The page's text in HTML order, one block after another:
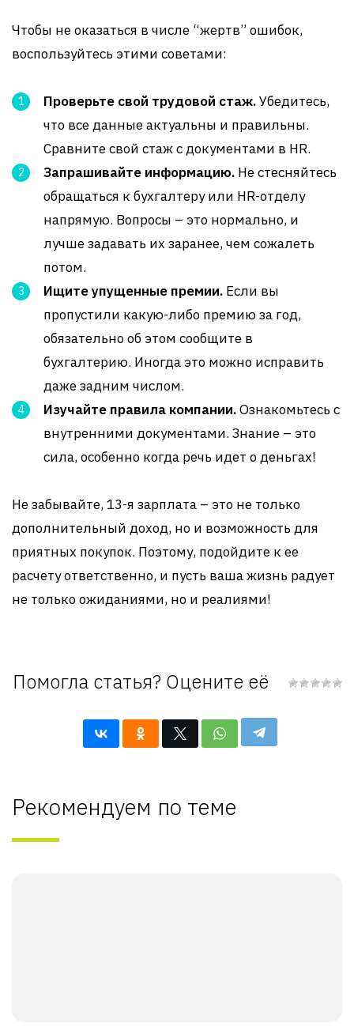
Чтобы не оказаться в числе “жертв” ошибок,
воспользуйтесь этими советами:
Проверьте свой трудовой стаж.Убедитесь,
что все данные актуальны и правильны.
Сравните свой стаж с документами в HR.
Запрашивайте информацию. Не стесняйтесь
обращаться к бухгалтеру или HR-отделу
напрямую. Вопросы – это нормально, и
лучше задавать их заранее, чем сожалеть
потом.
Ищите упущенные премии. Если вы
пропустили какую-либо премию за год,
обязательно об этом сообщите в
бухгалтерию. Иногда это можно исправить
даже задним числом.
Изучайте правила компании.Ознакомьтесь с
внутренними документами. Знание – это
сила, особенно когда речь идет о деньгах!
Не забывайте, 13-я зарплата – это не только
дополнительный доход, но и возможность для
приятных покупок. Поэтому, подойдите к ее
расчету ответственно, и пусть ваша жизнь радует
не только ожиданиями, но и реалиями!
Помогла статья? Оцените её
Рекомендуем по теме